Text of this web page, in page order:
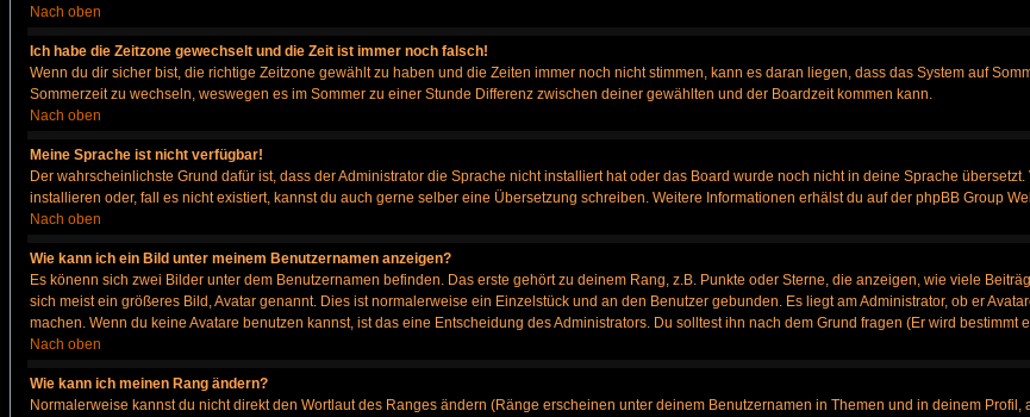
Nach oben
Ich habe die Zeitzone gewechselt und die Zeit ist immer noch falsch!
Wenn du dir sicher bist, die richtige Zeitzone gewählt zu haben und die Zeiten immer noch nicht stimmen, kann es daran liegen, dass das System auf
Sommerzeit zu wechseln, weswegen es im Sommer zu einer Stunde Differenz zwischen deiner gewählten und der Boardzeit kommen kann.
Nach oben
Meine Sprache ist nicht verfügbar!
Der wahrscheinlichste Grund dafür ist, dass der Administrator die Sprache nicht installiert hat oder das Board wurde noch nicht in deine Sprache
installieren oder, fall es nicht existiert, kannst du auch gerne selber eine Übersetzung schreiben. Weitere Informationen erhälst du auf der phpBB Group
Nach oben
Wie kann ich ein Bild unter meinem Benutzernamen anzeigen?
Es könenn sich zwei Bilder unter dem Benutzernamen befinden. Das erste gehört zu deinem Rang, z.B. Punkte oder Sterne, die anzeigen, wie viele
sich meist ein größeres Bild, Avatar genannt. Dies ist normalerweise ein Einzelstück und an den Benutzer gebunden. Es liegt am Administrator, ob er
machen. Wenn du keine Avatare benutzen kannst, ist das eine Entscheidung des Administrators. Du solltest ihn nach dem Grund fragen (Er wird bestimmt
Nach oben
Wie kann ich meinen Rang ändern?
Normalerweise kannst du nicht direkt den Wortlaut des Ranges ändern (Ränge erscheinen unter deinem Benutzernamen in Themen und in deinem